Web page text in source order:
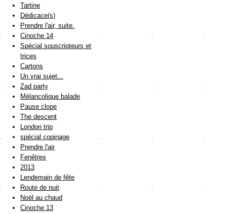
Tartine
Dédicace(s)
Prendre l'air, suite.
Cinoche 14
Spécial souscripteurs et
trices
Cartons
Un vrai sujet...
Zad party
Mélancolique balade
Pause clope
The descent
London trip
spécial copinage
Prendre l'air
Fenêtres
2013
Lendemain de fête
Route de nuit
Noël au chaud
Cinoche 13